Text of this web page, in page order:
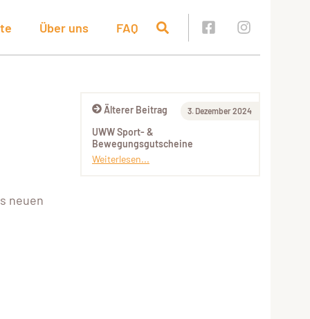
Über uns FAQ
neuen
Älterer Beitrag 3. Dezember 2024
UWW Sport- &
Bewegungsgutscheine
Weiterlesen...